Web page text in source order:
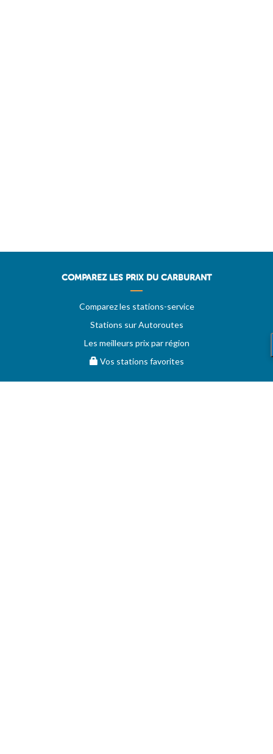
COMPAREZ LES PRIX DU CARBURANT
Comparez les stations-service
Stations sur Autoroutes
Les meilleurs prix par région
Vos stations favorites